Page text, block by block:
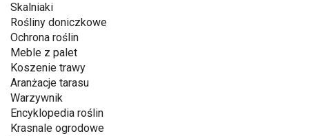
Skalniaki
Rośliny doniczkowe
Ochrona roślin
Meble z palet
Koszenie trawy
Aranżacje tarasu
Warzywnik
Encyklopedia roślin
Krasnale ogrodowe